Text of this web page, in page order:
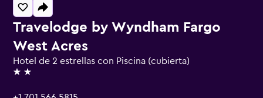
Travelodge by Wyndham Fargo
West Acres
Hotel de 2 estrellas con Piscina (cubierta)
2 estrellas